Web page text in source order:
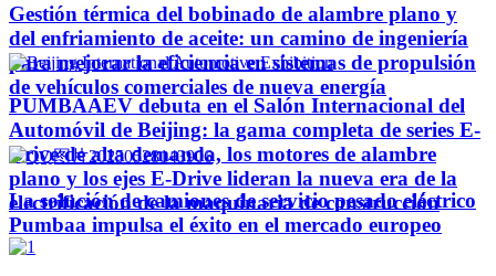
Gestión térmica del bobinado de alambre plano y
del enfriamiento de aceite: un camino de ingeniería
para mejorar la eficiencia en sistemas de propulsión
de vehículos comerciales de nueva energía
PUMBAAEV debuta en el Salón Internacional del
Automóvil de Beijing: la gama completa de series E-
Drive de alta demanda, los motores de alambre
plano y los ejes E-Drive lideran la nueva era de la
electrificación de la maquinaria de construcción
La solución de camiones de servicio pesado eléctrico
Pumbaa impulsa el éxito en el mercado europeo